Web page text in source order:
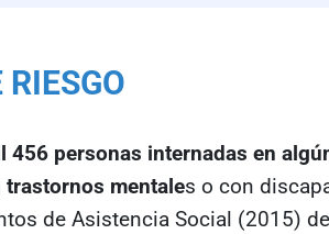
456 personas internadas en
mentales o con
de Asistencia Social (2015)